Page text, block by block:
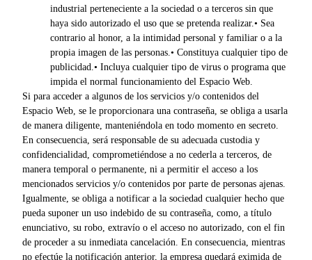
industrial perteneciente a la sociedad o a terceros sin que
haya sido autorizado el uso que se pretenda realizar.• Sea
contrario al honor, a la intimidad personal y familiar o a la
propia imagen de las personas.• Constituya cualquier tipo de
publicidad.• Incluya cualquier tipo de virus o programa que
impida el normal funcionamiento del Espacio Web.
Si para acceder a algunos de los servicios y/o contenidos del
Espacio Web, se le proporcionara una contraseña, se obliga a usarla
de manera diligente, manteniéndola en todo momento en secreto.
En consecuencia, será responsable de su adecuada custodia y
confidencialidad, comprometiéndose a no cederla a terceros, de
manera temporal o permanente, ni a permitir el acceso a los
mencionados servicios y/o contenidos por parte de personas ajenas.
Igualmente, se obliga a notificar a la sociedad cualquier hecho que
pueda suponer un uso indebido de su contraseña, como, a título
enunciativo, su robo, extravío o el acceso no autorizado, con el fin
de proceder a su inmediata cancelación. En consecuencia, mientras
no efectúe la notificación anterior, la empresa quedará eximida de